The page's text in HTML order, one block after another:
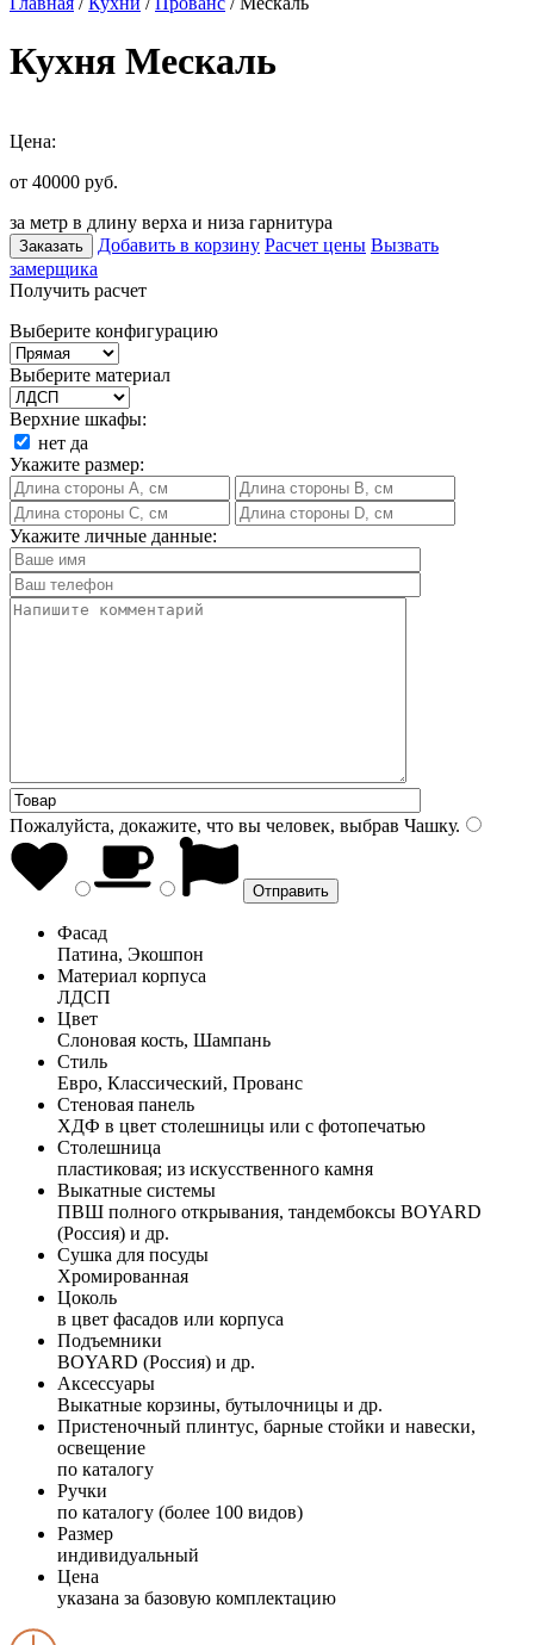
Кухня Мескаль
Цена:
от 40000 руб.
за метр в длину верха и низа гарнитура
Заказать Добавить в корзину Расчет цены Вызвать
замерщика
Получить расчет
Выберите конфигурацию
Выберите материал
Верхние шкафы:
нет да
Укажите размер:
Укажите личные данные:
Пожалуйста, докажите, что вы человек, выбрав Чашку.
Фасад
Патина, Экошпон
Материал корпуса
ЛДСП
Цвет
Слоновая кость, Шампань
Стиль
Евро, Классический, Прованс
Стеновая панель
ХДФ в цвет столешницы или с фотопечатью
Столешница
пластиковая; из искусственного камня
Выкатные системы
ПВШ полного открывания, тандембоксы BOYARD
(Россия) и др.
Сушка для посуды
Хромированная
Цоколь
в цвет фасадов или корпуса
Подъемники
BOYARD (Россия) и др.
Аксессуары
Выкатные корзины, бутылочницы и др.
Пристеночный плинтус, барные стойки и навески,
освещение
по каталогу
Ручки
по каталогу (более 100 видов)
Размер
индивидуальный
Цена
указана за базовую комплектацию